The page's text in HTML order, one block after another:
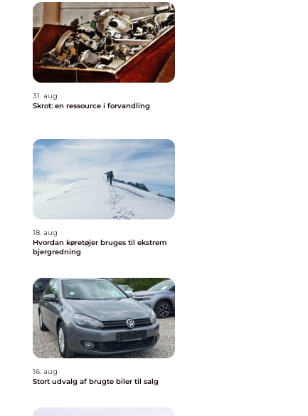
31. aug
Skrot: en ressource i forvandling
18. aug
Hvordan køretøjer bruges til ekstrem
bjergredning
16. aug
Stort udvalg af brugte biler til salg